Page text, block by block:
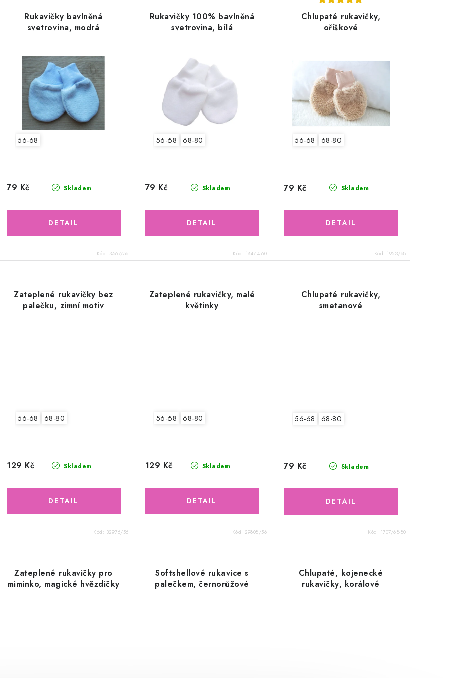
Rukavičky bavlněná
svetrovina, modrá
56-68
Skladem
79 Kč
Kód: 3567/56
Rukavičky 100% bavlněná
svetrovina, bílá
56-68 68-80
Skladem
79 Kč
Kód: 1847-4-60
Chlupaté rukavičky,
oříškové
56-68 68-80
Skladem
79 Kč
Kód: 1953/68
Zateplené rukavičky bez
palečku, zimní motiv
56-68 68-80
Skladem
129 Kč
Kód: 32976/56
Zateplené rukavičky, malé
květinky
56-68 68-80
Skladem
129 Kč
Kód: 29808/56
Chlupaté rukavičky,
smetanové
56-68 68-80
Skladem
79 Kč
Kód: 1707/68-80
Zateplené rukavičky pro
miminko, magické hvězdičky
Softshellové rukavice s
palečkem, černorůžové
Chlupaté, kojenecké
rukavičky, korálové